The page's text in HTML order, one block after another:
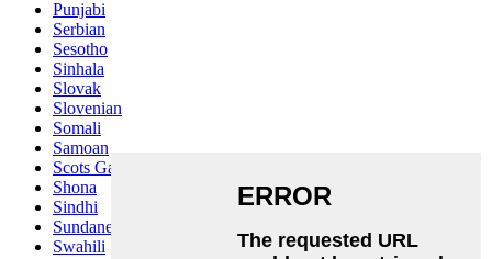
Punjabi
Serbian
Sesotho
Sinhala
Slovak
Slovenian
Somali
Samoan
Scots Gaelic
Shona
Sindhi
Sundanese
Swahili